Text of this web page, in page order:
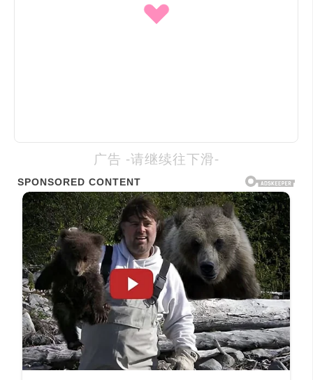
广告 -请继续往下滑-